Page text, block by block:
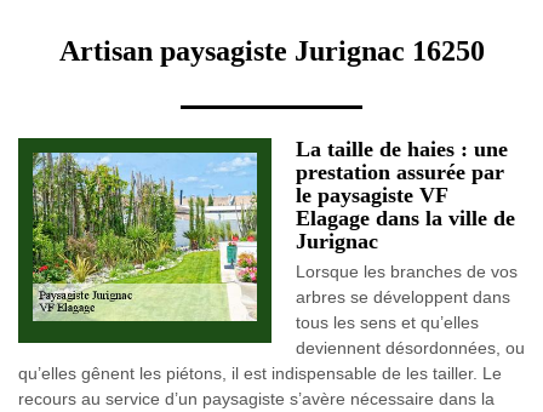
Artisan paysagiste Jurignac 16250
La taille de haies : une
prestation assurée par
le paysagiste VF
Elagage dans la ville de
Jurignac
Lorsque les branches de vos
arbres se développent dans
tous les sens et qu’elles
deviennent désordonnées, ou
qu’elles gênent les piétons, il est indispensable de les tailler. Le
recours au service d’un paysagiste s’avère nécessaire dans la